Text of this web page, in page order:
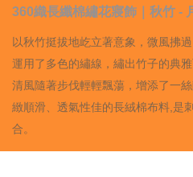
360織長纖棉繡花寢飾｜秋竹 -
以秋竹挺拔地屹立著意象，微風拂
運用了多色的繡線，繡出竹子的典
清風隨著步伐輕輕飄蕩，增添了一
緻順滑、透氣性佳的長絨棉布料,是
合。